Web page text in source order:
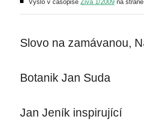
Vyšlo v časopise Živa 1/2009 na straně I
Slovo na zamávanou,
Botanik Jan Suda
Jan Jeník inspirující